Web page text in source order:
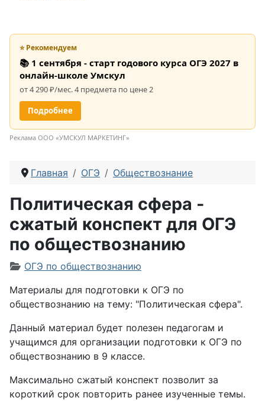
⭐ Рекомендуем
📚 1 сентября - старт годового курса ОГЭ 2027 в
онлайн-школе Умскул
от 4 290 ₽/мес. 4 предмета по цене 2
Подробнее
Реклама ООО «УМСКУЛ МАРКЕТИНГ»
Главная ОГЭ Обществознание
Политическая сфера -
сжатый конспект для ОГЭ
по обществознанию
Информация о материале
ОГЭ по обществознанию
Материалы для подготовки к ОГЭ по
обществознанию на тему: "Политическая сфера".
Данный материал будет полезен педагогам и
учащимся для организации подготовки к ОГЭ по
обществознанию в 9 классе.
Максимально сжатый конспект позволит за
короткий срок повторить ранее изученные темы.